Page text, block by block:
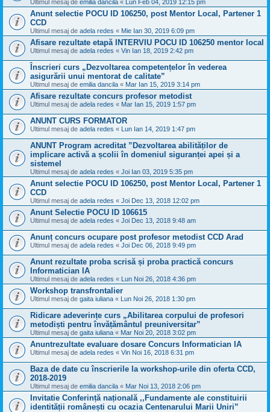
Ultimul mesaj de emilia dancila « Lun Feb 04, 2019 12:15 pm
Anunt selectie POCU ID 106250, post Mentor Local, Partener 1
CCD
Ultimul mesaj de adela redes « Mie Ian 30, 2019 6:09 pm
Afisare rezultate etapă INTERVIU POCU ID 106250 mentor local
Ultimul mesaj de adela redes « Vin Ian 18, 2019 2:42 pm
Înscrieri curs „Dezvoltarea competențelor în vederea
asigurării unui mentorat de calitate”
Ultimul mesaj de emilia dancila « Mar Ian 15, 2019 3:14 pm
Afisare rezultate concurs profesor metodist
Ultimul mesaj de adela redes « Mar Ian 15, 2019 1:57 pm
ANUNT CURS FORMATOR
Ultimul mesaj de adela redes « Lun Ian 14, 2019 1:47 pm
ANUNT Program acreditat ”Dezvoltarea abilităților de
implicare activă a școlii în domeniul siguranței apei și a
sistemel
Ultimul mesaj de adela redes « Joi Ian 03, 2019 5:35 pm
Anunt selectie POCU ID 106250, post Mentor Local, Partener 1
CCD
Ultimul mesaj de adela redes « Joi Dec 13, 2018 12:02 pm
Anunt Selectie POCU ID 106615
Ultimul mesaj de adela redes « Joi Dec 13, 2018 9:48 am
Anunț concurs ocupare post profesor metodist CCD Arad
Ultimul mesaj de adela redes « Joi Dec 06, 2018 9:49 pm
Anunt rezultate proba scrisă și proba practică concurs
Informatician IA
Ultimul mesaj de adela redes « Lun Noi 26, 2018 4:36 pm
Workshop transfrontalier
Ultimul mesaj de gaita iuliana « Lun Noi 26, 2018 1:30 pm
Ridicare adeverințe curs „Abilitarea corpului de profesori
metodiști pentru învățământul preuniversitar”
Ultimul mesaj de gaita iuliana « Mar Noi 20, 2018 3:02 pm
Anuntrezultate evaluare dosare Concurs Informatician IA
Ultimul mesaj de adela redes « Vin Noi 16, 2018 6:31 pm
Baza de date cu înscrierile la workshop-urile din oferta CCD,
2018-2019
Ultimul mesaj de emilia dancila « Mar Noi 13, 2018 2:06 pm
Invitatie Conferință națională ,,Fundamente ale constituirii
identității românești cu ocazia Centenarului Marii Uniri”